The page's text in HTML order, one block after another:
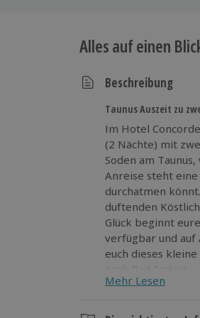
Alles auf einen
Beschreibung
Taunus Auszeit zu
Im Hotel
(2 Nächte) mit
Soden am
Anreise steht
durchatmen
duftenden
Glück beginnt
verfügbar und auf
euch dieses
nach Bad Soden!
Mehr Lesen